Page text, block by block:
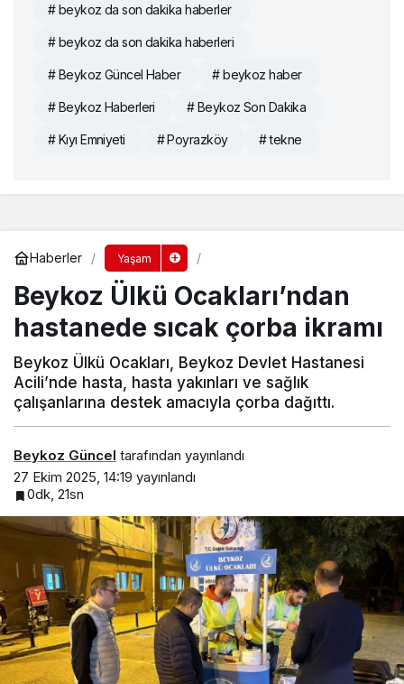
# beykoz da son dakika haberler
# beykoz da son dakika haberleri
# Beykoz Güncel Haber # beykoz haber
# Beykoz Haberleri # Beykoz Son Dakika
# Kıyı Emniyeti # Poyrazköy # tekne
Haberler Yaşam
Beykoz Ülkü Ocakları’ndan
hastanede sıcak çorba ikramı
Beykoz Ülkü Ocakları, Beykoz Devlet Hastanesi
Acili’nde hasta, hasta yakınları ve sağlık
çalışanlarına destek amacıyla çorba dağıttı.
Beykoz Güncel tarafından yayınlandı
27 Ekim 2025, 14:19 yayınlandı
0dk, 21sn